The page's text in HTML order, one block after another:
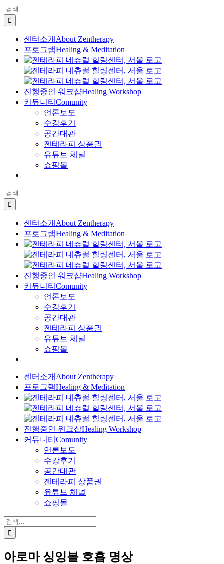
콘
텐
츠
검
색:
센터소개 About Zentherapy
프로그램Healing & Meditation
진행중인 워크샵Healing Workshop
커뮤니티 Comunity
언론보도
수강후기
공간대관
젠테라피 상품권
유튜브 체널
쇼핑몰
검
색:
센터소개 About Zentherapy
프로그램Healing & Meditation
진행중인 워크샵Healing Workshop
커뮤니티 Comunity
언론보도
수강후기
공간대관
젠테라피 상품권
유튜브 체널
쇼핑몰
센터소개 About Zentherapy
프로그램Healing & Meditation
진행중인 워크샵Healing Workshop
커뮤니티 Comunity
언론보도
수강후기
공간대관
젠테라피 상품권
유튜브 체널
쇼핑몰
검
색:
아로마 싱잉볼 호흡 명상